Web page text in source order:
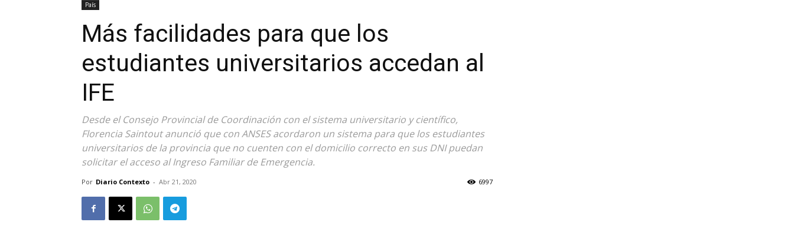
País
Más facilidades para que los
estudiantes universitarios accedan al
IFE
Desde el Consejo Provincial de Coordinación con el sistema universitario y científico,
Florencia Saintout anunció que con ANSES acordaron un sistema para que los estudiantes
universitarios de la provincia que no cuenten con el domicilio correcto en sus DNI puedan
solicitar el acceso al Ingreso Familiar de Emergencia.
Por Diario Contexto - Abr 21, 2020 6997